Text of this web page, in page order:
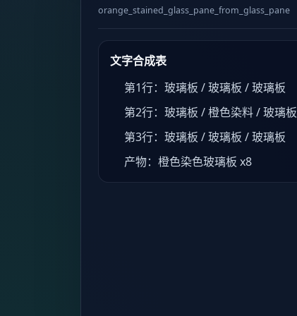
orange_stained_glass_pane_from_glass_pane
文字合成表
第1行：玻璃板 / 玻璃板 / 玻璃板
第2行：玻璃板 / 橙色染料 / 玻璃板
第3行：玻璃板 / 玻璃板 / 玻璃板
产物：橙色染色玻璃板 x8